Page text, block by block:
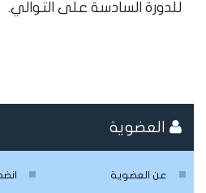
للدورة السادسة على التوالي.
العضوية
عن العضوية